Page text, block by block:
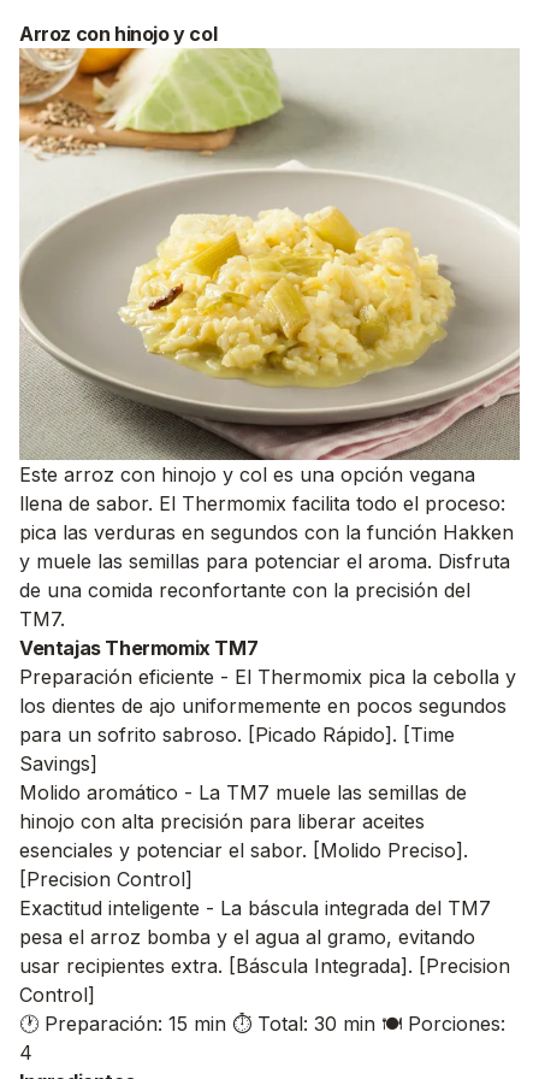
Arroz con hinojo y col
Este arroz con hinojo y col es una opción vegana
llena de sabor. El Thermomix facilita todo el proceso:
pica las verduras en segundos con la función Hakken
y muele las semillas para potenciar el aroma. Disfruta
de una comida reconfortante con la precisión del
TM7.
Ventajas Thermomix TM7
Preparación eficiente - El Thermomix pica la cebolla y
los dientes de ajo uniformemente en pocos segundos
para un sofrito sabroso. [Picado Rápido]. [Time
Savings]
Molido aromático - La TM7 muele las semillas de
hinojo con alta precisión para liberar aceites
esenciales y potenciar el sabor. [Molido Preciso].
[Precision Control]
Exactitud inteligente - La báscula integrada del TM7
pesa el arroz bomba y el agua al gramo, evitando
usar recipientes extra. [Báscula Integrada]. [Precision
Control]
🕐 Preparación: 15 min ⏱️ Total: 30 min 🍽️ Porciones:
4